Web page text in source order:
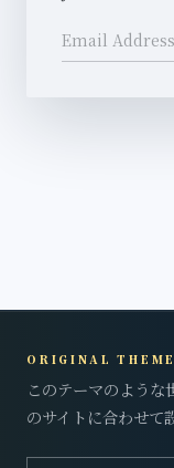
ORIGINAL
このテーマのよう
のサイトに合わせて